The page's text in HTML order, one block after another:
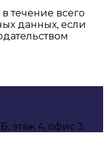
течение всего
данных, если
этаж 4, офис 3